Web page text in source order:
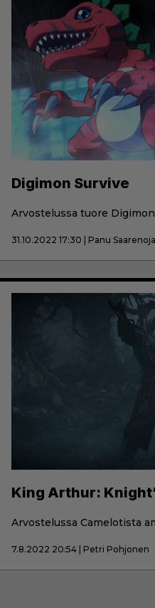
Digimon Survive
Arvostelussa tuore
31.10.2022 17:30 | Panu Saarenoja
King Arthur:
Arvostelussa Camelotista
7.8.2022 20:54 | Petri Pohjonen